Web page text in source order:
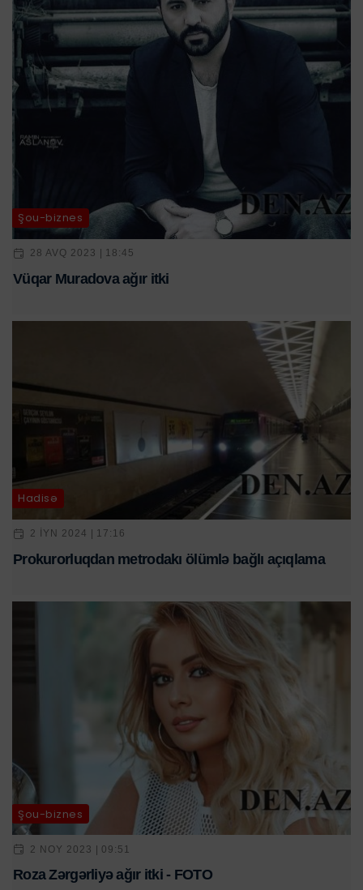
Şou-biznes
28 AVQ 2023 | 18:45
Vüqar Muradova ağır itki
Hadisə
2 IYN 2024 | 17:16
Prokurorluqdan metrodakı ölümlə bağlı açıqlama
Şou-biznes
2 NOY 2023 | 09:51
Roza Zərgərliyə ağır itki - FOTO